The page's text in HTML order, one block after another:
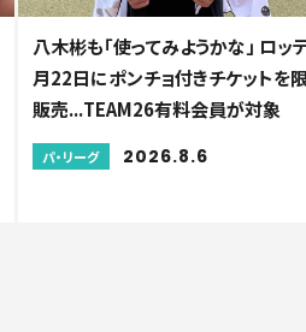
八木彬も「使ってみようかな」 ロッ
月22日にポンチョ付きチケットを
販売...TEAM26有料会員が対象
パ・リーグ 2026.8.6